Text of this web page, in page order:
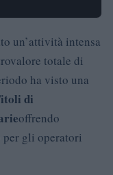
un’attività intensa
totale di
ha visto una
di
offrendo
per gli operatori